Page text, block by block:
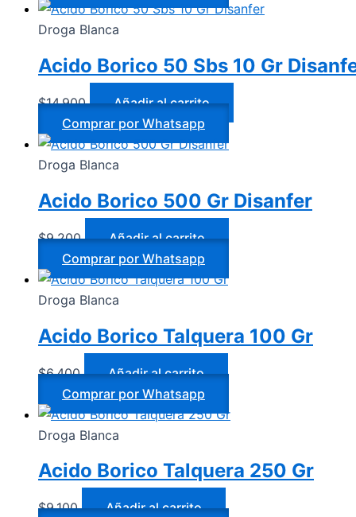
Droga Blanca
Acido Borico 50 Sbs 10 Gr
$14.900
Añadir al carrito
Comprar por Whatsapp
Droga Blanca
Acido Borico 500 Gr Disanfer
$9.200
Añadir al carrito
Comprar por Whatsapp
Droga Blanca
Acido Borico Talquera 100 Gr
$6.400
Añadir al carrito
Comprar por Whatsapp
Droga Blanca
Acido Borico Talquera 250 Gr
$9.100
Añadir al carrito